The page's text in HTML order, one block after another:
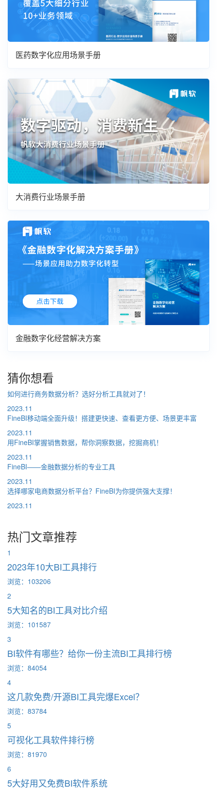
医药数字化应用场景手册
大消费行业场景手册
金融数字化经营解决方案
猜你想看
如何进行商务数据分析？选好分析工具就对了！
2023.11
FineBI移动端全面升级！搭建更快速、查看更方便、场景更丰富
2023.11
用FineBI掌握销售数据，帮你洞察数据，挖掘商机！
2023.11
FineBI——金融数据分析的专业工具
2023.11
选择哪家电商数据分析平台？FineBI为你提供强大支撑！
2023.11
热门文章推荐
1
2023年10大BI工具排行
浏览：103206
2
5大知名的BI工具对比介绍
浏览：101587
3
BI软件有哪些？给你一份主流BI工具排行榜
浏览：84054
4
这几款免费/开源BI工具完爆Excel？
浏览：83784
5
可视化工具软件排行榜
浏览：81970
6
5大好用又免费BI软件系统